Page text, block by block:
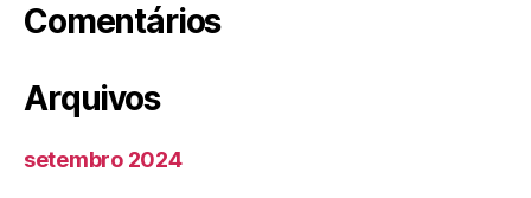
Comentários
Arquivos
setembro 2024